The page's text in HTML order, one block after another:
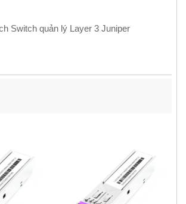
Switch quản lý Layer 3 Juniper